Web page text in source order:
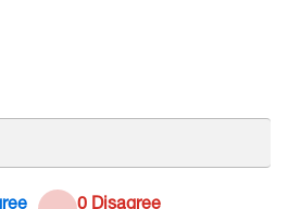
0 Disagree